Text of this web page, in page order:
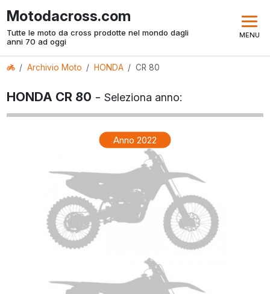
Motodacross.com
Tutte le moto da cross prodotte nel mondo dagli
anni 70 ad oggi
MENU
Archivio Moto HONDA CR 80
HONDA CR 80 -Seleziona anno:
Anno 2022